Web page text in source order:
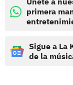
primera
Sigue a La
de la